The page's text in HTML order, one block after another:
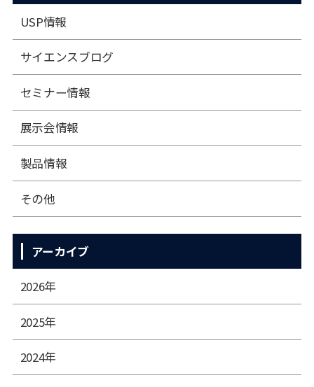
USP情報
サイエンスブログ
セミナー情報
展⽰会情報
製品情報
その他
アーカイブ
2026年
2025年
2024年